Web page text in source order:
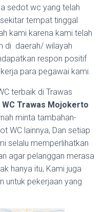
sedot wc yang telah
tempat tinggal
kami karena kami telah
di daerah/ wilayah
respon positif
para pegawai kami.
terbaik di Trawas
Trawas Mojokerto
minta tambahan-
WC lainnya, Dan setiap
selalu memperlihatkan
agar pelanggan merasa
hanya itu, Kami juga
untuk pekerjaan yang